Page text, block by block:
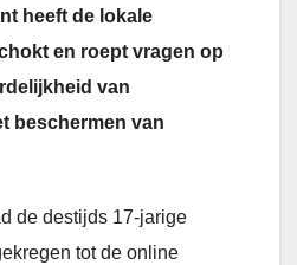
heeft de lokale
en roept vragen op
van
beschermen van
de destijds 17-jarige
tot de online